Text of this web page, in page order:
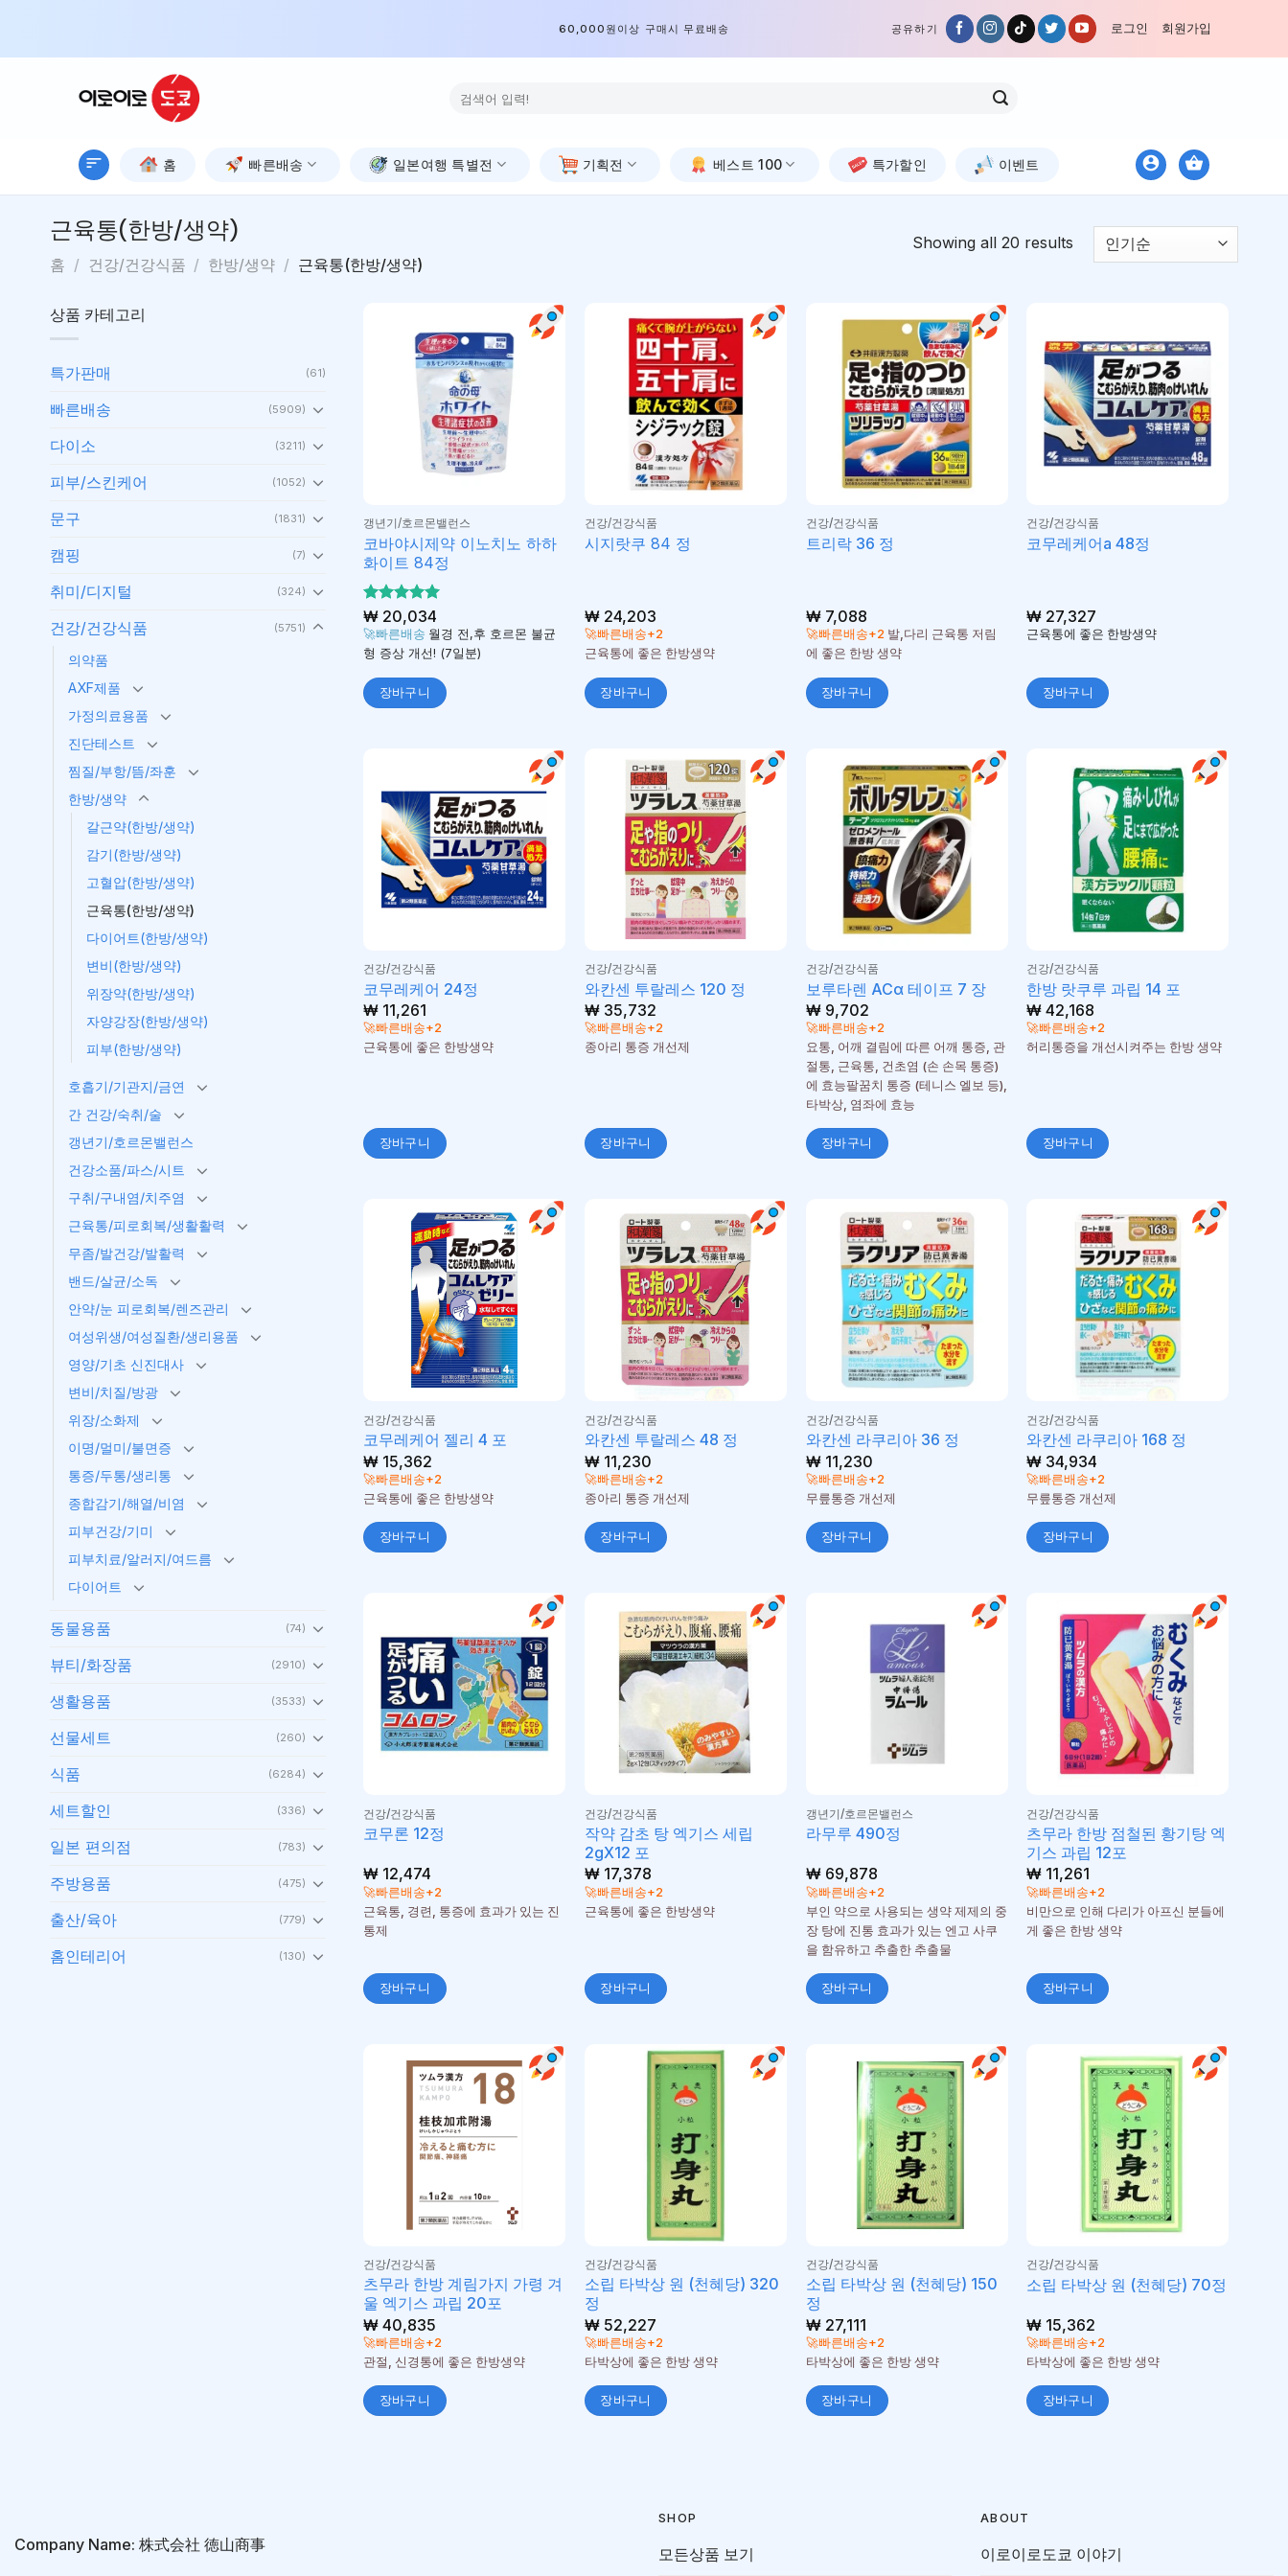
content
60,000원이상 구매시 무료배송 공유하기 로그인 회원가입
색:
홈 빠른배송 일본여행 특별전 기획전 베스트 100 특가할인 이벤트
근육통(한방/생약)
홈 / 건강/건강식품 / 한방/생약 / 근육통(한방/생약)
Showing all 20 results
상품 카테고리
특가판매 (61)
빠른배송 (5909)
다이소 (3211)
피부/스킨케어 (1052)
문구 (1831)
캠핑 (7)
취미/디지털 (324)
건강/건강식품 (5751)
의약품
AXF제품
가정의료용품
진단테스트
찜질/부항/뜸/좌훈
한방/생약
갈근약(한방/생약)
감기(한방/생약)
고혈압(한방/생약)
근육통(한방/생약)
다이어트(한방/생약)
변비(한방/생약)
위장약(한방/생약)
자양강장(한방/생약)
피부(한방/생약)
호흡기/기관지/금연
간 건강/숙취/술
갱년기/호르몬밸런스
건강소품/파스/시트
구취/구내염/치주염
근육통/피로회복/생활활력
무좀/발건강/발활력
밴드/살균/소독
안약/눈 피로회복/렌즈관리
여성위생/여성질환/생리용품
영양/기초 신진대사
변비/치질/방광
위장/소화제
이명/멀미/불면증
통증/두통/생리통
종합감기/해열/비염
피부건강/기미
피부치료/알러지/여드름
다이어트
동물용품 (74)
뷰티/화장품 (2910)
생활용품 (3533)
선물세트 (260)
식품 (6284)
세트할인 (336)
일본 편의점 (783)
주방용품 (475)
출산/육아 (779)
홈인테리어 (130)
갱년기/호르몬밸런스
코바야시제약 이노치노 하하
화이트 84정
5 중에서
5로 평가
됨
₩ 20,034
🚀빠른배송 월경 전,후 호르몬 불균
형 증상 개선! (7일분)
장바구니
건강/건강식품
시지랏쿠 84 정
₩24,203
🚀빠른배송+2
근육통에 좋은 한방생약
장바구니
건강/건강식품
트리락 36 정
₩7,088
🚀빠른배송+2 발,다리 근육통 저림
에 좋은 한방 생약
장바구니
건강/건강식품
코무레케어a 48정
₩ 27,327
근육통에 좋은 한방생약
장바구니
건강/건강식품
코무레케어 24정
₩ 11,261
🚀빠른배송+2
근육통에 좋은 한방생약
장바구니
건강/건강식품
와칸센 투랄레스 120 정
₩35,732
🚀빠른배송+2
종아리 통증 개선제
장바구니
건강/건강식품
보루타렌 ACα 테이프 7 장
₩9,702
🚀빠른배송+2
요통, 어깨 결림에 따른 어깨 통증, 관
절통, 근육통, 건초염 (손 손목 통증)
에 효능팔꿈치 통증 (테니스 엘보 등),
타박상, 염좌에 효능
장바구니
건강/건강식품
한방 랏쿠루 과립 14 포
₩ 42,168
🚀빠른배송+2
허리통증을 개선시켜주는 한방 생약
장바구니
건강/건강식품
코무레케어 젤리 4 포
₩ 15,362
🚀빠른배송+2
근육통에 좋은 한방생약
장바구니
건강/건강식품
와칸센 투랄레스 48 정
₩11,230
🚀빠른배송+2
종아리 통증 개선제
장바구니
건강/건강식품
와칸센 라쿠리아 36 정
₩11,230
🚀빠른배송+2
무릎통증 개선제
장바구니
건강/건강식품
와칸센 라쿠리아 168 정
₩ 34,934
🚀빠른배송+2
무릎통증 개선제
장바구니
건강/건강식품
코무론 12정
₩ 12,474
🚀빠른배송+2
근육통, 경련, 통증에 효과가 있는 진
통제
장바구니
건강/건강식품
작약 감초 탕 엑기스 세립
2gX12 포
₩17,378
🚀빠른배송+2
근육통에 좋은 한방생약
장바구니
갱년기/호르몬밸런스
라무루 490정
₩69,878
🚀빠른배송+2
부인 약으로 사용되는 생약 제제의 중
장 탕에 진통 효과가 있는 엔고 사쿠
을 함유하고 추출한 추출물
장바구니
건강/건강식품
츠무라 한방 점철된 황기탕 엑
기스 과립 12포
₩ 11,261
🚀빠른배송+2
비만으로 인해 다리가 아프신 분들에
게 좋은 한방 생약
장바구니
건강/건강식품
츠무라 한방 계림가지 가령 겨
울 엑기스 과립 20포
₩ 40,835
🚀빠른배송+2
관절, 신경통에 좋은 한방생약
장바구니
건강/건강식품
소립 타박상 원 (천혜당) 320
정
₩52,227
🚀빠른배송+2
타박상에 좋은 한방 생약
장바구니
건강/건강식품
소립 타박상 원 (천혜당) 150
정
₩27,111
🚀빠른배송+2
타박상에 좋은 한방 생약
장바구니
건강/건강식품
소립 타박상 원 (천혜당) 70정
₩ 15,362
🚀빠른배송+2
타박상에 좋은 한방 생약
장바구니
Company Name: 株式会社 徳山商事
SHOP
모든상품 보기
ABOUT
이로이로도쿄 이야기